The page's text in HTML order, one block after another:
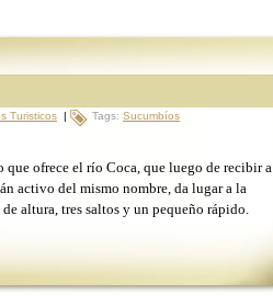
Turisticos | Tags: Sucumbíos
que ofrece el río Coca, que luego de recibir a
activo del mismo nombre, da lugar a la
altura, tres saltos y un pequeño rápido.